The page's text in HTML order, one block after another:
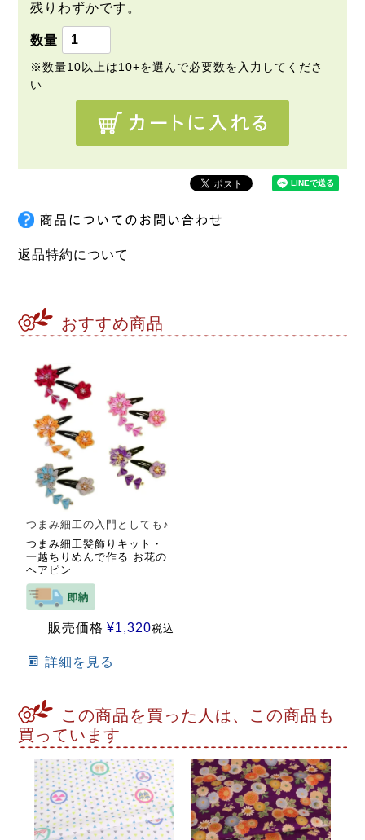
残りわずかです。
返品特約について
おすすめ商品
つまみ細工の入門としても♪
つまみ細工髪飾りキット・
一越ちりめんで作る お花の
ヘアピン
販売価格 ¥1,320税込
詳細を見る
この商品を買った人は、この商品も
買っています